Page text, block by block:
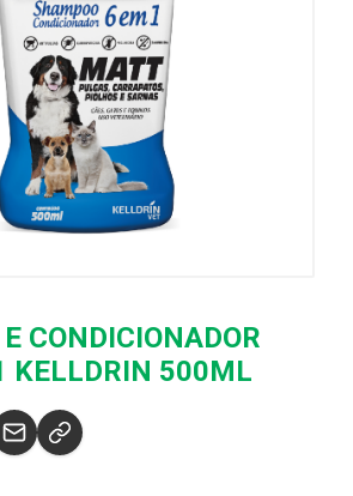
CONDICIONADOR
KELLDRIN 500ML